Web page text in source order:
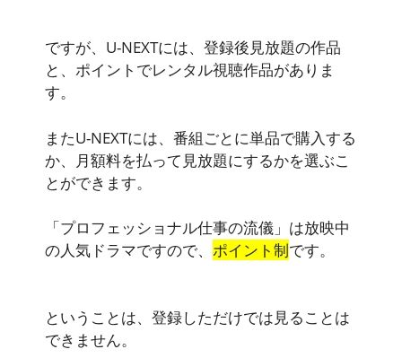
ですが、U-NEXTには、登録後見放題の作品
と、ポイントでレンタル視聴作品がありま
す。
またU-NEXTには、番組ごとに単品で購入する
か、月額料を払って見放題にするかを選ぶこ
とができます。
「プロフェッショナル仕事の流儀」は放映中
の人気ドラマですので、 ポイント制です。
ということは、登録しただけでは見ることは
できません。